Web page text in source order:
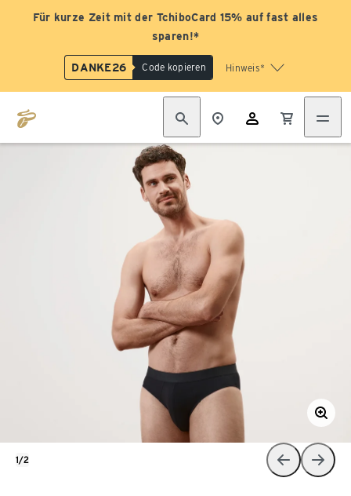
Für kurze Zeit mit der TchiboCard 15% auf fast alles
sparen!*
DANKE26 Code kopieren Hinweis*
1/2